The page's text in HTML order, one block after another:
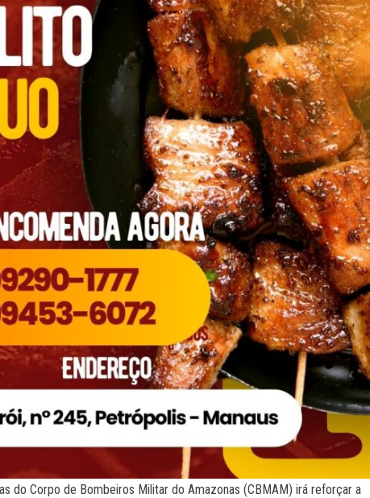
do Corpo de Bombeiros Militar do Amazonas (CBMAM) irá reforçar a